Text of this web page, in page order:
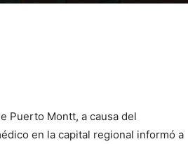
Puerto Montt, a causa del
en la capital regional informó a